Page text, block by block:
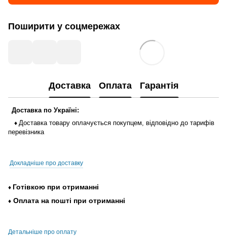
Поширити у соцмережах
Доставка Оплата Гарантія
Доставка по Україні:
♦ Доставка товару оплачується покупцем, відповідно до тарифів
перевізника
Докладніше про доставку
♦ Готівкою при отриманні
♦ Оплата на пошті при отриманні
Детальніше про оплату